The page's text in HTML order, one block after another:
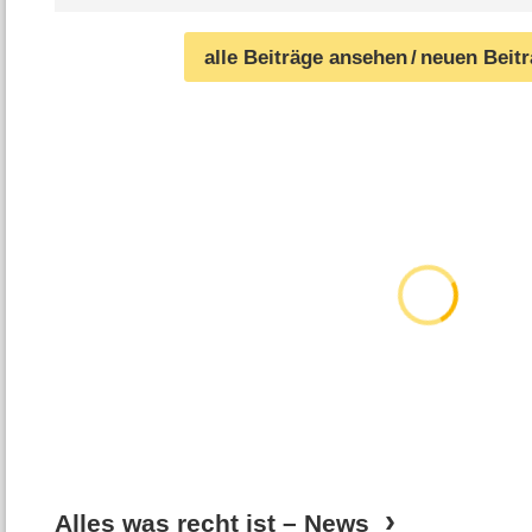
alle Beiträge ansehen/ neuen
Alles was recht ist – News